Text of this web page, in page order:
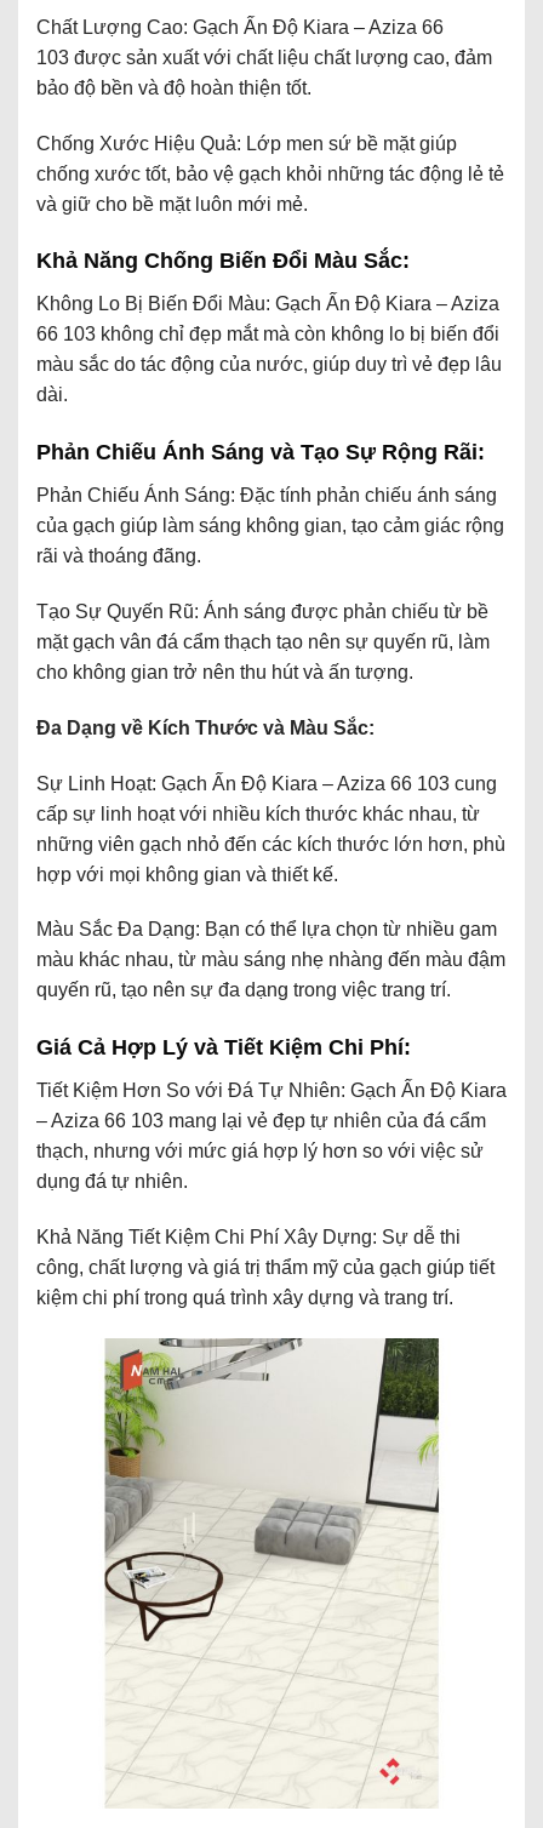
Chất Lượng Cao: Gạch Ấn Độ Kiara – Aziza 66
103 được sản xuất với chất liệu chất lượng cao, đảm
bảo độ bền và độ hoàn thiện tốt.
Chống Xước Hiệu Quả: Lớp men sứ bề mặt giúp
chống xước tốt, bảo vệ gạch khỏi những tác động lẻ tẻ
và giữ cho bề mặt luôn mới mẻ.
Khả Năng Chống Biến Đổi Màu Sắc:
Không Lo Bị Biến Đổi Màu: Gạch Ấn Độ Kiara – Aziza
66 103 không chỉ đẹp mắt mà còn không lo bị biến đổi
màu sắc do tác động của nước, giúp duy trì vẻ đẹp lâu
dài.
Phản Chiếu Ánh Sáng và Tạo Sự Rộng Rãi:
Phản Chiếu Ánh Sáng: Đặc tính phản chiếu ánh sáng
của gạch giúp làm sáng không gian, tạo cảm giác rộng
rãi và thoáng đãng.
Tạo Sự Quyến Rũ: Ánh sáng được phản chiếu từ bề
mặt gạch vân đá cẩm thạch tạo nên sự quyến rũ, làm
cho không gian trở nên thu hút và ấn tượng.
Đa Dạng về Kích Thước và Màu Sắc:
Sự Linh Hoạt: Gạch Ấn Độ Kiara – Aziza 66 103 cung
cấp sự linh hoạt với nhiều kích thước khác nhau, từ
những viên gạch nhỏ đến các kích thước lớn hơn, phù
hợp với mọi không gian và thiết kế.
Màu Sắc Đa Dạng: Bạn có thể lựa chọn từ nhiều gam
màu khác nhau, từ màu sáng nhẹ nhàng đến màu đậm
quyến rũ, tạo nên sự đa dạng trong việc trang trí.
Giá Cả Hợp Lý và Tiết Kiệm Chi Phí:
Tiết Kiệm Hơn So với Đá Tự Nhiên: Gạch Ấn Độ Kiara
– Aziza 66 103 mang lại vẻ đẹp tự nhiên của đá cẩm
thạch, nhưng với mức giá hợp lý hơn so với việc sử
dụng đá tự nhiên.
Khả Năng Tiết Kiệm Chi Phí Xây Dựng: Sự dễ thi
công, chất lượng và giá trị thẩm mỹ của gạch giúp tiết
kiệm chi phí trong quá trình xây dựng và trang trí.